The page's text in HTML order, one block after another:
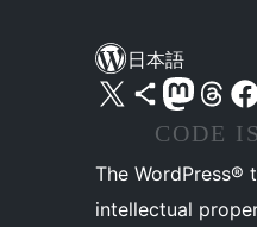
日本語
X (旧 Twitter) アカウントへ Bluesky アカウントへ Mastodon アカウントへ Threads アカウントへ Facebook ページへ
CODE
The WordPress®
intellectual